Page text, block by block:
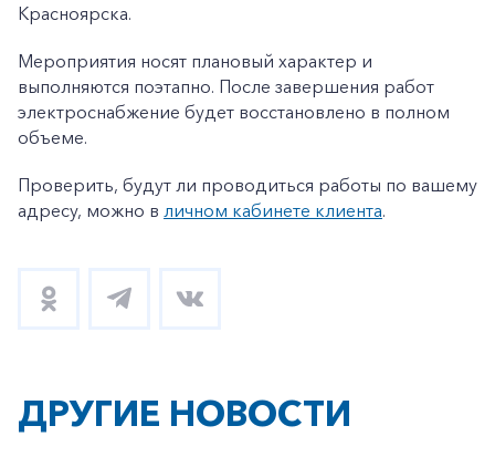
Красноярска.
Мероприятия носят плановый характер и
выполняются поэтапно. После завершения работ
электроснабжение будет восстановлено в полном
объеме.
Проверить, будут ли проводиться работы по вашему
адресу, можно в личном кабинете клиента.
ДРУГИЕ НОВОСТИ